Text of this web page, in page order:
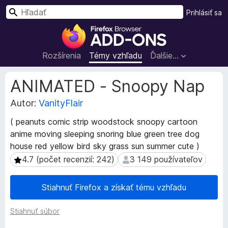
D
o
p
l
n
k
r
e
p
r
e
h
l
Rozšírenia Témy vzhľadu Ďalšie…
Prihlásiť sa
H
ANIMATED - Snoopy Nap
Autor: VanityFlair
( peanuts comic strip woodstock snoopy cartoon
anime moving sleeping snoring blue green tree dog
house red yellow bird sky grass sun summer cute )
4.7 (počet recenzií: 242)
4.7 (počet recenzií: 242) 3 149 používateľov
3 149 používateľov
Stiahnuť Firefox a získať tému vzhľadu
Stiahnuť súbor
M
e
t
d
á
t
a
r
o
š
í